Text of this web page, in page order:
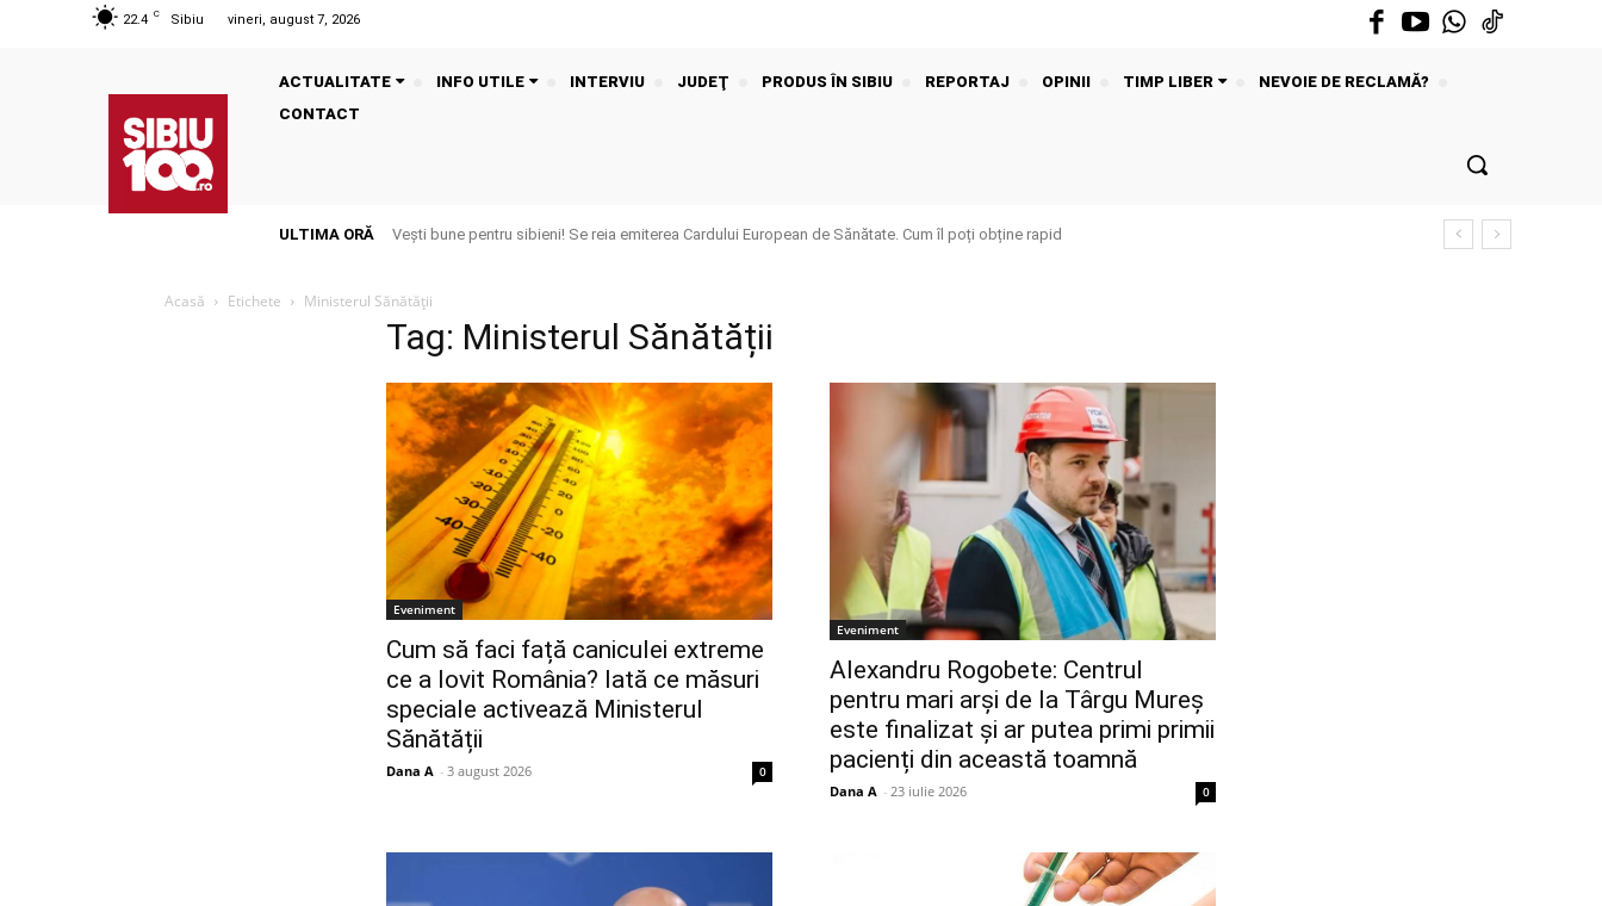
22.4 C Sibiu vineri, august 7, 2026
ACTUALITATE INFO UTILE INTERVIU JUDEŢ PRODUS ÎN SIBIU REPORTAJ OPINII TIMP LIBER
NEVOIE DE RECLAMĂ?
CONTACT
ULTIMA ORĂ Vești bune pentru sibieni! Se reia emiterea Cardului European de Sănătate. Cum îl poți obține rapid
Acasă Etichete Ministerul Sănătății
Tag: Ministerul Sănătății
Eveniment
Cum să faci față caniculei extreme
ce a lovit România? Iată ce măsuri
speciale activează Ministerul
Sănătății
Dana A - 3 august 2026 0
Eveniment
Alexandru Rogobete: Centrul
pentru mari arși de la Târgu Mureș
este finalizat și ar putea primi primii
pacienți din această toamnă
Dana A - 23 iulie 2026 0